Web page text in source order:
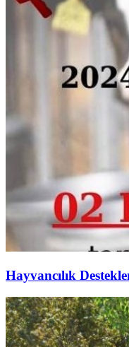
Hayvancılık